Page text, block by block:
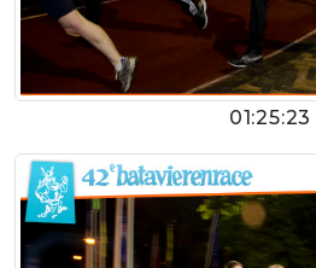
01:25:23